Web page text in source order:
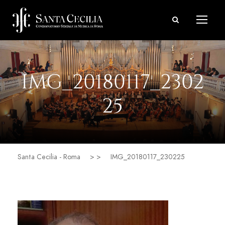
IMG_20180117_2302
25
Santa Cecilia - Roma > > IMG_20180117_230225